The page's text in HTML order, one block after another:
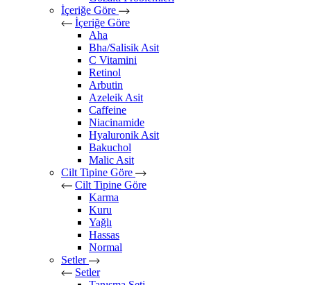
İçeriğe Göre
İçeriğe Göre
Aha
Bha/Salisik Asit
C Vitamini
Retinol
Arbutin
Azeleik Asit
Caffeine
Niacinamide
Hyaluronik Asit
Bakuchol
Malic Asit
Cilt Tipine Göre
Cilt Tipine Göre
Karma
Kuru
Yağlı
Hassas
Normal
Setler
Setler